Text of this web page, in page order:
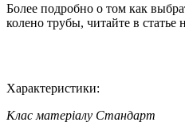
Более подробно о том как
колено трубы, читайте в статье
Характеристики:
Клас матеріалу Стандарт